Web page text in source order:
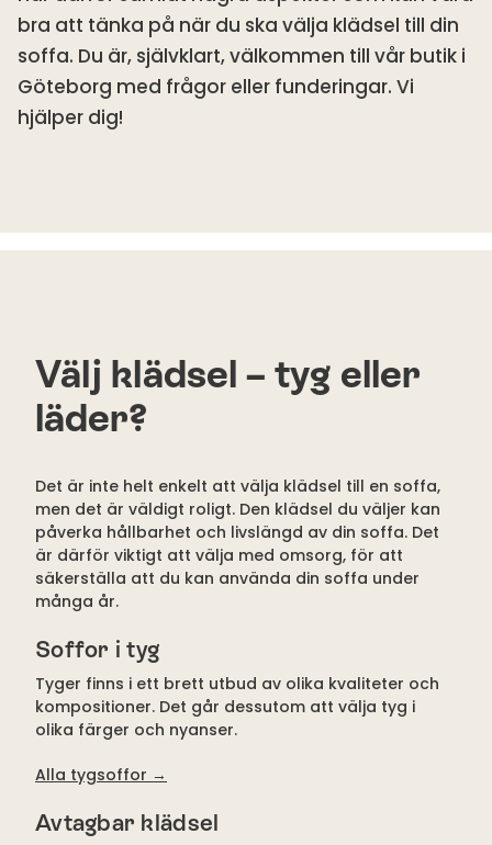
bra att tänka på när du ska välja klädsel till din
soffa. Du är, självklart, välkommen till vår butik i
Göteborg med frågor eller funderingar. Vi
hjälper dig!
Välj klädsel – tyg eller
läder?
Det är inte helt enkelt att välja klädsel till en soffa,
men det är väldigt roligt. Den klädsel du väljer kan
påverka hållbarhet och livslängd av din soffa. Det
är därför viktigt att välja med omsorg, för att
säkerställa att du kan använda din soffa under
många år.
Soffor i tyg
Tyger finns i ett brett utbud av olika kvaliteter och
kompositioner. Det går dessutom att välja tyg i
olika färger och nyanser.
Alla tygsoffor →
Avtagbar klädsel